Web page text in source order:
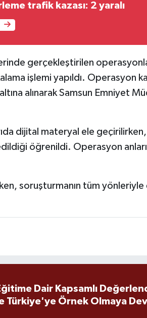
trafik kazası: 2 yaralı
gerçekleştirilen
işlemi yapıldı. Operasyon
alınarak Samsun Emniyet
dijital materyal ele
öğrenildi. Operasyon
soruşturmanın tüm yönleriyle
Dair Kapsamlı
Türkiye'ye Örnek Olmaya